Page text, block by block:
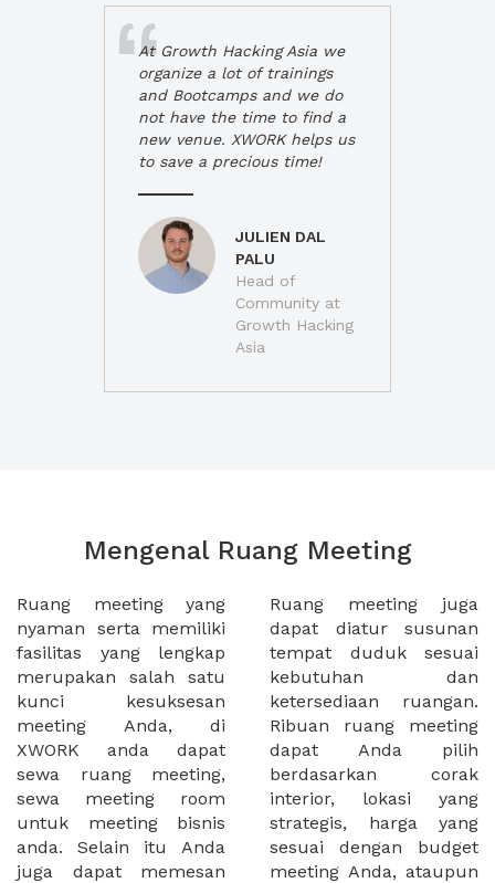
At Growth Hacking Asia we
organize a lot of trainings
and Bootcamps and we do
not have the time to find a
new venue. XWORK helps us
to save a precious time!
JULIEN DAL
PALU
Head of
Community at
Growth Hacking
Asia
Mengenal Ruang Meeting
Ruang meeting yang
nyaman serta memiliki
fasilitas yang lengkap
merupakan salah satu
kunci kesuksesan
meeting Anda, di
XWORK anda dapat
sewa ruang meeting,
sewa meeting room
untuk meeting bisnis
anda. Selain itu Anda
juga dapat memesan
Ruang meeting juga
dapat diatur susunan
tempat duduk sesuai
kebutuhan dan
ketersediaan ruangan.
Ribuan ruang meeting
dapat Anda pilih
berdasarkan corak
interior, lokasi yang
strategis, harga yang
sesuai dengan budget
meeting Anda, ataupun